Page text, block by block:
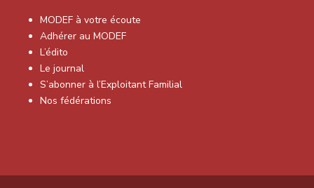
MODEF à votre écoute
Adhérer au MODEF
L’édito
Le journal
S’abonner à l’Exploitant Familial
Nos fédérations